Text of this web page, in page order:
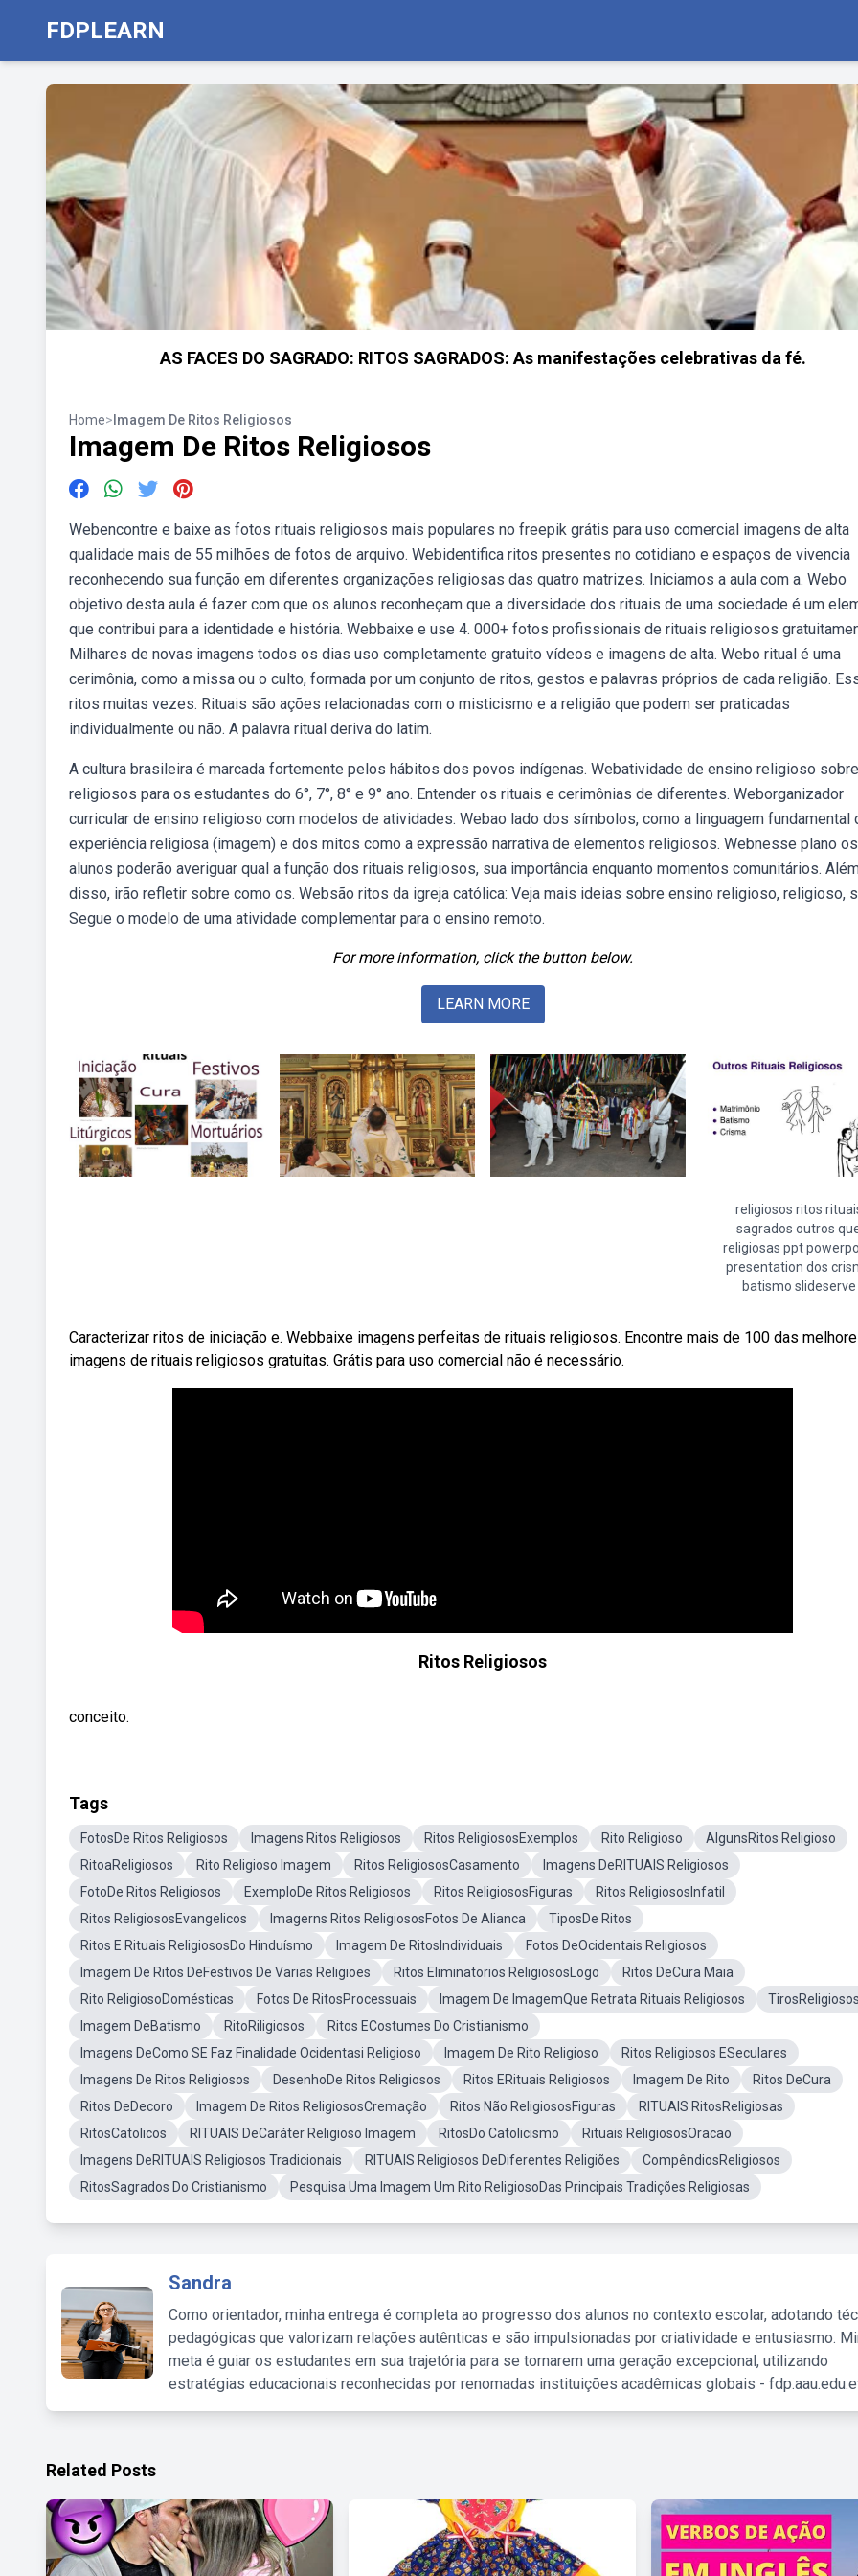
FDPLEARN
AS FACES DO SAGRADO: RITOS SAGRADOS: As manifestações celebrativas da fé.
Home> Imagem De Ritos Religiosos
Imagem De Ritos Religiosos
Webencontre e baixe as fotos rituais religiosos mais populares no freepik grátis para uso comercial imagens de alta
qualidade mais de 55 milhões de fotos de arquivo. Webidentifica ritos presentes no cotidiano e espaços de vivencia
reconhecendo sua função em diferentes organizações religiosas das quatro matrizes. Iniciamos a aula com a. Webo
objetivo desta aula é fazer com que os alunos reconheçam que a diversidade dos rituais de uma sociedade é um
que contribui para a identidade e história. Webbaixe e use 4. 000+ fotos profissionais de rituais religiosos
Milhares de novas imagens todos os dias uso completamente gratuito vídeos e imagens de alta. Webo ritual é uma
cerimônia, como a missa ou o culto, formada por um conjunto de ritos, gestos e palavras próprios de cada religião.
ritos muitas vezes. Rituais são ações relacionadas com o misticismo e a religião que podem ser praticadas
individualmente ou não. A palavra ritual deriva do latim.
A cultura brasileira é marcada fortemente pelos hábitos dos povos indígenas. Webatividade de ensino religioso
religiosos para os estudantes do 6°, 7°, 8° e 9° ano. Entender os rituais e cerimônias de diferentes. Weborganizador
curricular de ensino religioso com modelos de atividades. Webao lado dos símbolos, como a linguagem fundamental
experiência religiosa (imagem) e dos mitos como a expressão narrativa de elementos religiosos. Webnesse plano os
alunos poderão averiguar qual a função dos rituais religiosos, sua importância enquanto momentos comunitários.
disso, irão refletir sobre como os. Websão ritos da igreja católica: Veja mais ideias sobre ensino religioso, religioso,
Segue o modelo de uma atividade complementar para o ensino remoto.
For more information, click the button below.
LEARN MORE
religiosos ritos
sagrados outros
religiosas ppt
presentation dos
batismo slideserve
Caracterizar ritos de iniciação e. Webbaixe imagens perfeitas de rituais religiosos. Encontre mais de 100 das
imagens de rituais religiosos gratuitas. Grátis para uso comercial não é necessário.
Ritos Religiosos
conceito.
Tags
FotosDe Ritos Religiosos Imagens Ritos Religiosos Ritos ReligiososExemplos Rito Religioso
AlgunsRitos Religioso
RitoaReligiosos
Rito Religioso Imagem Ritos ReligiososCasamento
Imagens DeRITUAIS Religiosos
FotoDe Ritos Religiosos
ExemploDe Ritos Religiosos Ritos ReligiososFiguras
Ritos ReligiososInfatil
Ritos ReligiososEvangelicos
Imagerns Ritos ReligiososFotos De Alianca
TiposDe Ritos
Ritos E Rituais ReligiososDo Hinduísmo
Imagem De RitosIndividuais
Fotos DeOcidentais Religiosos
Imagem De Ritos DeFestivos De Varias Religioes
Ritos Eliminatorios ReligiososLogo
Ritos DeCura Maia
Rito ReligiosoDomésticas
Fotos De RitosProcessuais Imagem De ImagemQue Retrata Rituais Religiosos
Imagem DeBatismo
RitoRiligiosos
Ritos ECostumes Do Cristianismo
Imagens DeComo SE Faz Finalidade Ocidentasi Religioso
Imagem De Rito Religioso
Ritos Religiosos ESeculares
Imagens De Ritos Religiosos
DesenhoDe Ritos Religiosos Ritos ERituais Religiosos Imagem De Rito
Ritos DeCura
Ritos DeDecoro
Imagem De Ritos ReligiososCremação Ritos Não ReligiososFiguras
RITUAIS RitosReligiosas
RitosCatolicos
RITUAIS DeCaráter Religioso Imagem RitosDo Catolicismo
Rituais ReligiososOracao
Imagens DeRITUAIS Religiosos Tradicionais
RITUAIS Religiosos DeDiferentes Religiões
CompêndiosReligiosos
RitosSagrados Do Cristianismo
Pesquisa Uma Imagem Um Rito ReligiosoDas Principais Tradições Religiosas
Sandra
Como orientador, minha entrega é completa ao progresso dos alunos no contexto escolar, adotando
pedagógicas que valorizam relações autênticas e são impulsionadas por criatividade e entusiasmo.
meta é guiar os estudantes em sua trajetória para se tornarem uma geração excepcional, utilizando
estratégias educacionais reconhecidas por renomadas instituições acadêmicas globais -
Related Posts